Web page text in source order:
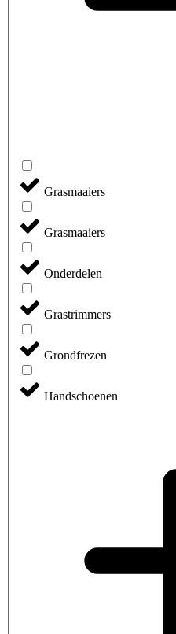
Grasmaaiers
Grasmaaiers
Onderdelen
Grastrimmers
Grondfrezen
Handschoenen